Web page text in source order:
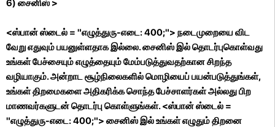
6) சைனிஸ் >
<ஸ்பான் ஸ்டைல் ​​= "எழுத்துரு-எடை: 400;"> நடைமுறையை விட
வேறு எதுவும் பயனுள்ளதாக இல்லை. சைனிஸ் இல் தொடர்புகொள்வது
உங்கள் பேச்சையும் எழுத்தையும் மேம்படுத்துவதற்கான சிறந்த
வழியாகும். அன்றாட சூழ்நிலைகளில் மொழியைப் பயன்படுத்துங்கள்,
உங்கள் திறமைகளை அதிகரிக்க சொந்த பேச்சாளர்கள் அல்லது பிற
மாணவர்களுடன் தொடர்பு கொள்ளுங்கள். <ஸ்பான் ஸ்டைல் ​​=
"எழுத்துரு-எடை: 400;"> சைனிஸ் இல் உங்கள் எழுதும் திறனை